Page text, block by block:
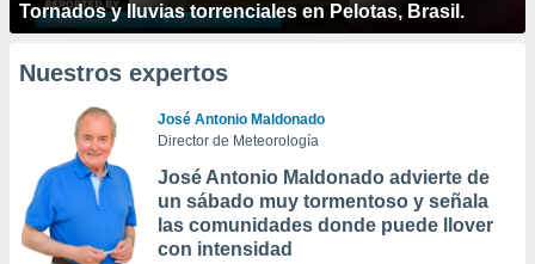
Tornados y lluvias torrenciales en Pelotas, Brasil.
Nuestros expertos
José Antonio Maldonado
Director de Meteorología
José Antonio Maldonado advierte de
un sábado muy tormentoso y señala
las comunidades donde puede llover
con intensidad